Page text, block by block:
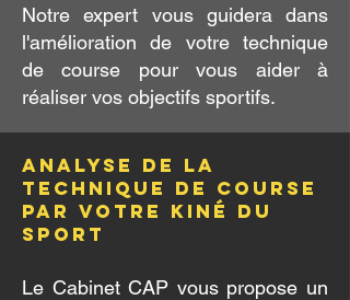
Notre expert vous guidera dans
l'amélioration de votre technique
de course pour vous aider à
réaliser vos objectifs sportifs.
Analyse de la
technique de course
par votre kiné du
sport
Le Cabinet CAP vous propose un